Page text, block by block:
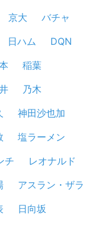
京大
バチャ
日ハム
DQN
稲葉
乃木
神田沙也加
塩ラーメン
チ
レオナルド
アスラン・ザラ
日向坂